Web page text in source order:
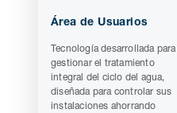
Área de Usuarios
Tecnología desarrollada para
gestionar el tratamiento
integral del ciclo del agua,
diseñada para controlar sus
instalaciones ahorrando